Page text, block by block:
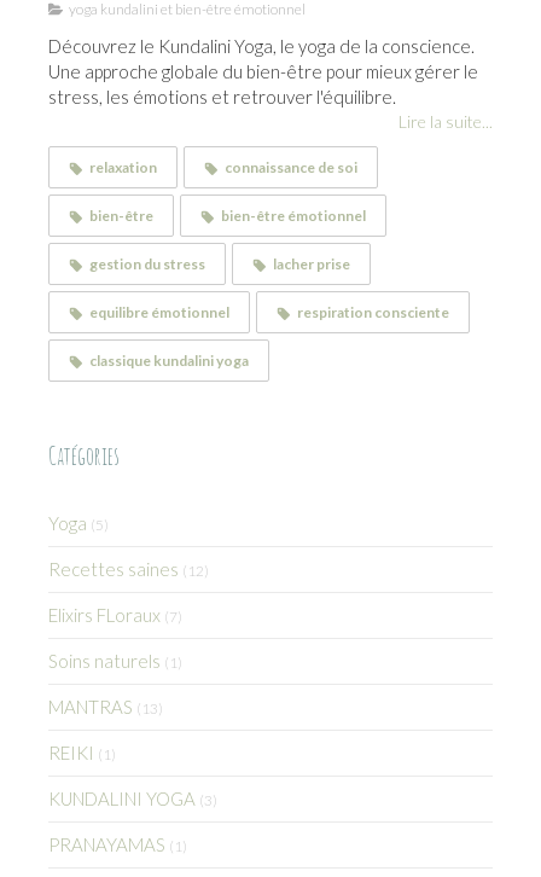
yoga kundalini et bien-être émotionnel
Découvrez le Kundalini Yoga, le yoga de la conscience.
Une approche globale du bien-être pour mieux gérer le
stress, les émotions et retrouver l'équilibre.
Lire la suite...
relaxation connaissance de soi
bien-être bien-être émotionnel
gestion du stress lacher prise
equilibre émotionnel respiration consciente
classique kundalini yoga
Catégories
Yoga (5)
Recettes saines (12)
Elixirs FLoraux (7)
Soins naturels (1)
MANTRAS (13)
REIKI (1)
KUNDALINI YOGA (3)
PRANAYAMAS (1)